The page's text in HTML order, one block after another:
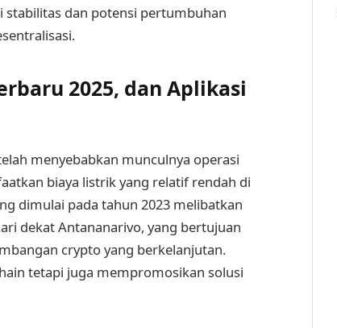
dan potensi pertumbuhan
2025, dan Aplikasi
menyebabkan munculnya operasi
biaya listrik yang relatif rendah di
dimulai pada tahun 2023 melibatkan
dekat Antananarivo, yang bertujuan
crypto yang berkelanjutan.
tetapi juga mempromosikan solusi